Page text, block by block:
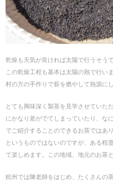
乾燥も天気が良ければ太陽で行うそう
この乾燥工程も基本は太陽の熱で行い
村の方の手作りで薪を燃やして熱源に
とても興味深く製茶を見学させていた
にかなり差がでてしまっていたり、な
でご紹介することのできるお茶ではあ
というものではないのですが、ある程
て楽しめます。この地域、地元のお茶
杭州では陳老師をはじめ、たくさんの